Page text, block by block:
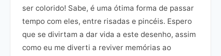
ser colorido! Sabe, é uma ótima forma de passar
tempo com eles, entre risadas e pincéis. Espero
que se divirtam a dar vida a este desenho, assim
como eu me diverti a reviver memórias ao